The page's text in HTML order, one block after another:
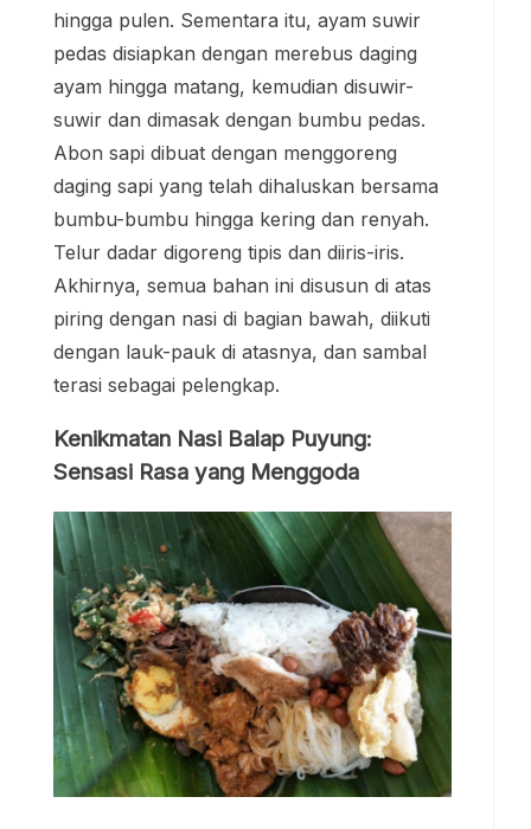
hingga pulen. Sementara itu, ayam suwir
pedas disiapkan dengan merebus daging
ayam hingga matang, kemudian disuwir-
suwir dan dimasak dengan bumbu pedas.
Abon sapi dibuat dengan menggoreng
daging sapi yang telah dihaluskan bersama
bumbu-bumbu hingga kering dan renyah.
Telur dadar digoreng tipis dan diiris-iris.
Akhirnya, semua bahan ini disusun di atas
piring dengan nasi di bagian bawah, diikuti
dengan lauk-pauk di atasnya, dan sambal
terasi sebagai pelengkap.
Kenikmatan Nasi Balap Puyung:
Sensasi Rasa yang Menggoda